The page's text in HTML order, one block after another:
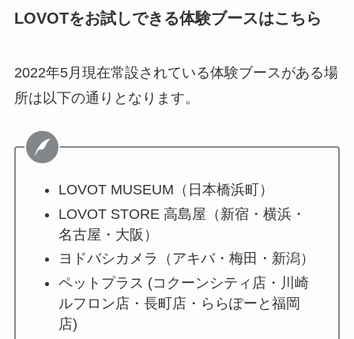
LOVOTをお試しできる体験ブースはこちら
2022年5月現在常設されている体験ブースがある場
所は以下の通りとなります。
LOVOT MUSEUM（日本橋浜町）
LOVOT STORE 高島屋（新宿・横浜・
名古屋・大阪）
ヨドバシカメラ（アキバ・梅田・新潟）
ペットプラス (コクーンシティ店・川崎
ルフロン店・長町店・ららぽーと福岡
店)